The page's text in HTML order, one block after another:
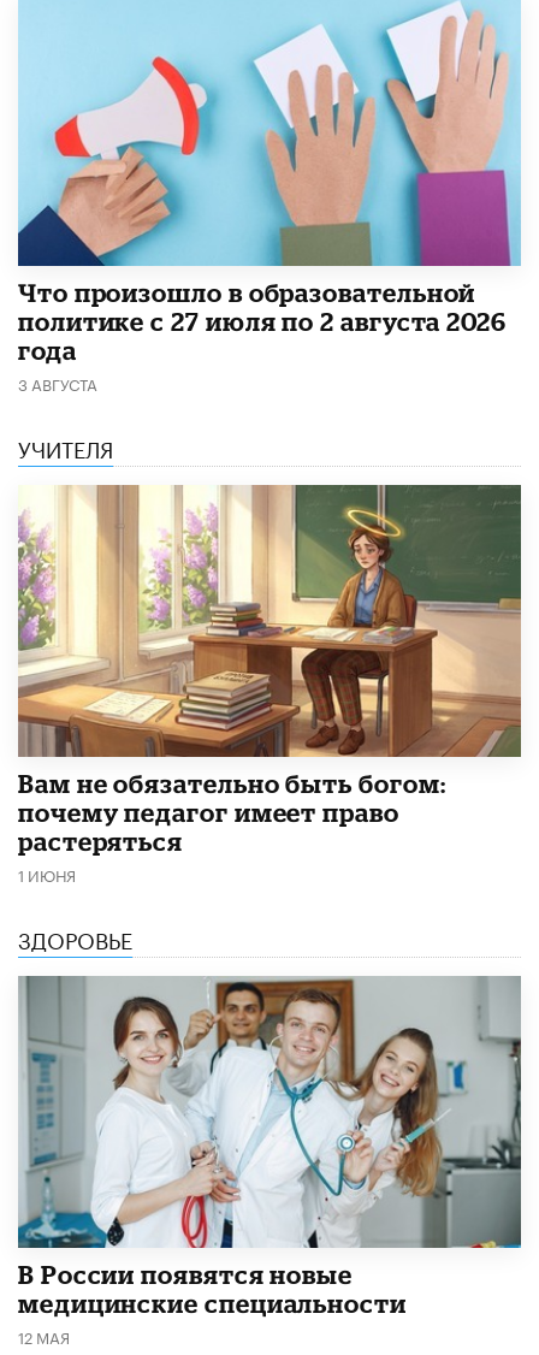
​Что произошло в образовательной
политике с 27 июля по 2 августа 2026
года
3 АВГУСТА
УЧИТЕЛЯ
​Вам не обязательно быть богом:
почему педагог имеет право
растеряться
1 ИЮНЯ
ЗДОРОВЬЕ
В России появятся новые
медицинские специальности
12 МАЯ